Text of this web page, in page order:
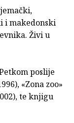
i makedonski
Živi u
poslije
«Zona zoo»
te knjigu